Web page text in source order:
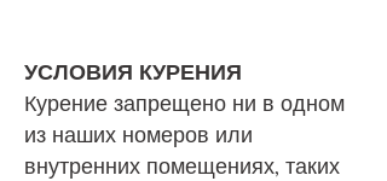
УСЛОВИЯ КУРЕНИЯ
Курение запрещено ни в одном
из наших номеров или
внутренних помещениях, таких